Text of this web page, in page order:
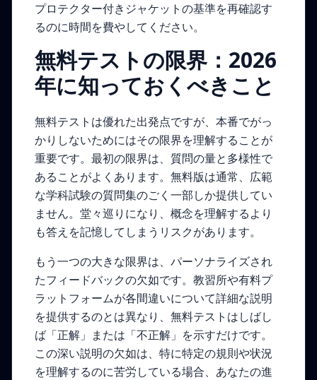
プロテクター付きジャケットの基準を再確認す
るのに時間を費やしてください。
無料テストの限界：2026
年に知っておくべきこと
無料テストは優れた出発点ですが、本番でがっ
かりしないためにはその限界を理解することが
重要です。最初の限界は、質問の量と多様性で
あることがよくあります。無料版は通常、広範
な学科試験の質問集のごく一部しか提供してい
ません。堂々巡りになり、概念を理解するより
も答えを記憶してしまうリスクがあります。
もう一つの大きな限界は、パーソナライズされ
たフィードバックの欠如です。教習所や有料プ
ラットフォームが各間違いについて詳細な説明
を提供するのとは異なり、無料テストはしばし
ば「正解」または「不正解」を示すだけです。
この深い説明の欠如は、特に特定の規則や状況
を理解するのに苦労している場合、あなたの進